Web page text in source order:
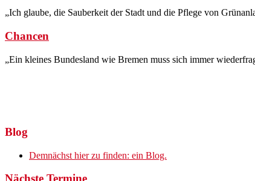
„Ich glaube, die Sauberkeit der Stadt und die Pflege von
Chancen
„Ein kleines Bundesland wie Bremen muss sich immer
Blog
Demnächst hier zu finden: ein Blog.
Nächste Termine